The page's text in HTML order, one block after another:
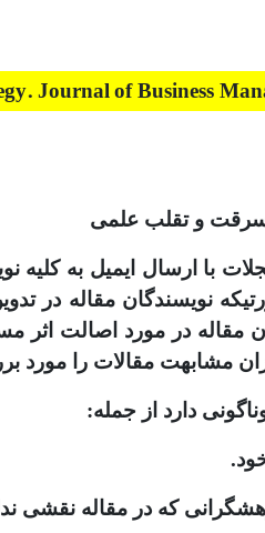
Journal of Business
با ارسال ایمیل به
مقاله در مورد اصالت
مشابهت مقالات را مورد
دارد از جمله:
که در مقاله نقشی